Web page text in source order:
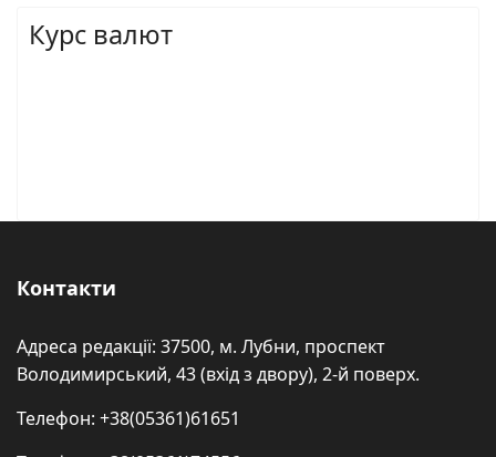
Курс валют
Контакти
Адреса редакції: 37500, м. Лубни, проспект
Володимирський, 43 (вхід з двору), 2-й поверх.
Телефон: +38(05361)61651